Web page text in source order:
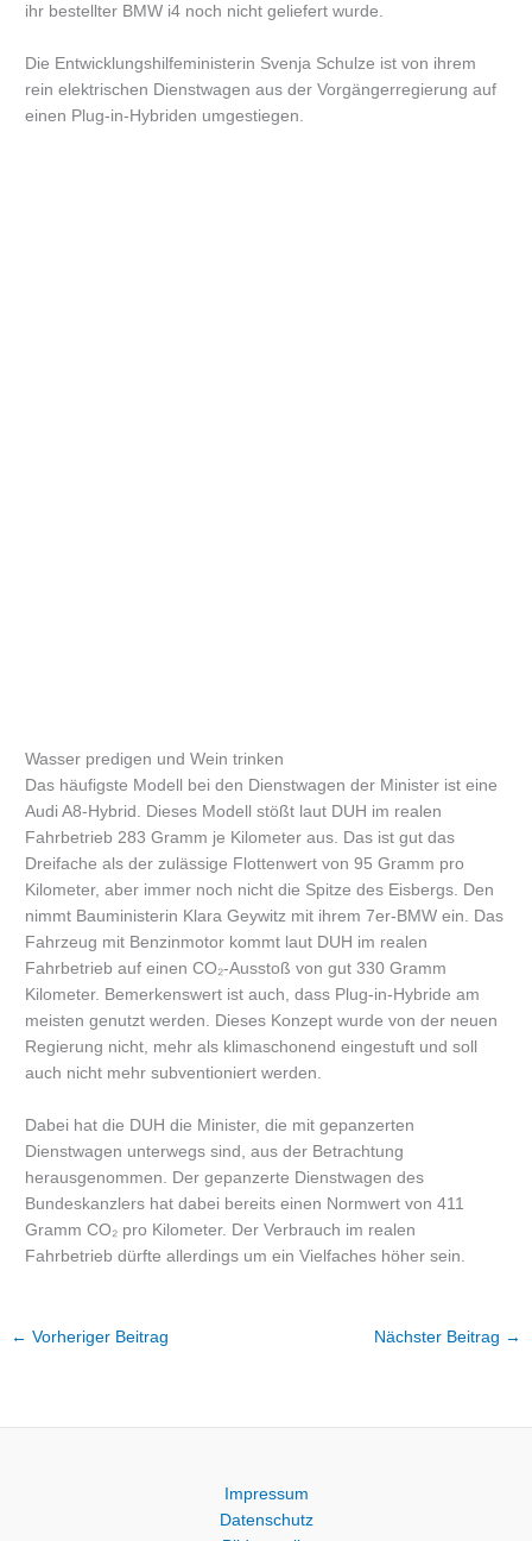
ihr bestellter BMW i4 noch nicht geliefert wurde.
Die Entwicklungshilfeministerin Svenja Schulze ist von ihrem
rein elektrischen Dienstwagen aus der Vorgängerregierung auf
einen Plug-in-Hybriden umgestiegen.
Wasser predigen und Wein trinken
Das häufigste Modell bei den Dienstwagen der Minister ist eine
Audi A8-Hybrid. Dieses Modell stößt laut DUH im realen
Fahrbetrieb 283 Gramm je Kilometer aus. Das ist gut das
Dreifache als der zulässige Flottenwert von 95 Gramm pro
Kilometer, aber immer noch nicht die Spitze des Eisbergs. Den
nimmt Bauministerin Klara Geywitz mit ihrem 7er-BMW ein. Das
Fahrzeug mit Benzinmotor kommt laut DUH im realen
Fahrbetrieb auf einen CO₂-Ausstoß von gut 330 Gramm
Kilometer. Bemerkenswert ist auch, dass Plug-in-Hybride am
meisten genutzt werden. Dieses Konzept wurde von der neuen
Regierung nicht, mehr als klimaschonend eingestuft und soll
auch nicht mehr subventioniert werden.
Dabei hat die DUH die Minister, die mit gepanzerten
Dienstwagen unterwegs sind, aus der Betrachtung
herausgenommen. Der gepanzerte Dienstwagen des
Bundeskanzlers hat dabei bereits einen Normwert von 411
Gramm CO₂ pro Kilometer. Der Verbrauch im realen
Fahrbetrieb dürfte allerdings um ein Vielfaches höher sein.
← Vorheriger Beitrag Nächster Beitrag →
Impressum
Datenschutz